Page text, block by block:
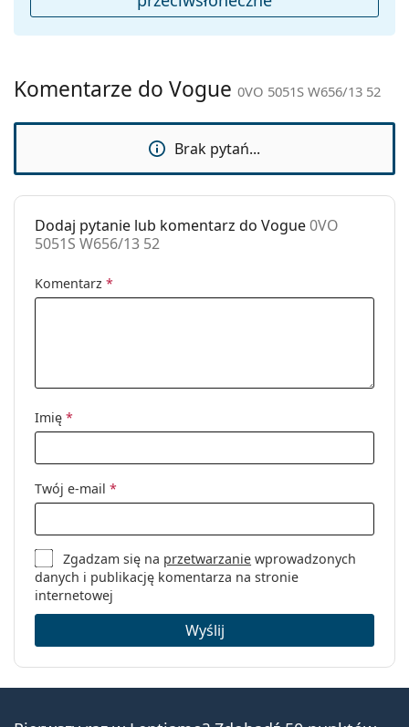
Płeć:
Damskie
Marka:
Vogue
0VO 5051S W656/13 52
Komentarze do Vogue 0VO 5051S W656/13 52
Brak pytań...
Dodaj pytanie lub komentarz do Vogue0VO
5051S W656/13 52
Komentarz *
Imię *
Twój e-mail *
Zgadzam się na przetwarzanie wprowadzonych
danych i publikację komentarza na stronie
internetowej
Wyślij